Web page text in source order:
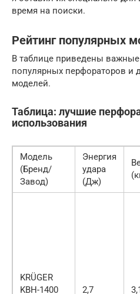
время на поиски.
Рейтинг популярных
В таблице приведены важные
популярных перфораторов и
моделей.
Таблица: лучшие
использования
Модель
(Бренд/
Завод)
Энергия
удара
(Дж)
KRÜGER
KBH-1400
2,7